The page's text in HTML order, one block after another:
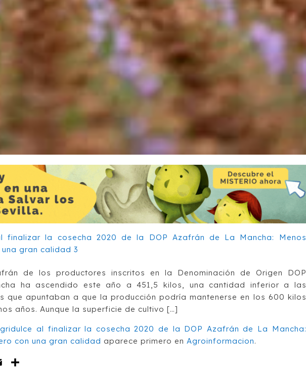
de los productores inscritos en la Denominación de Origen DOP
ha ascendido este año a 451,5 kilos, una cantidad inferior a las
que apuntaban a que la producción podría mantenerse en los 600 kilos
años. Aunque la superficie de cultivo […]
al finalizar la cosecha 2020 de la DOP Azafrán de La Mancha:
con una gran calidad aparece primero en Agroinformacion.
Email